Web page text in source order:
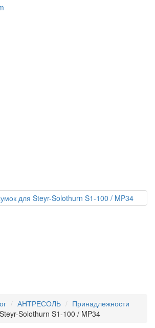
АНТРЕСОЛЬ
Принадлежности
Solothurn S1-100 / MP34